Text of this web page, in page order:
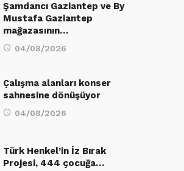
Şamdancı Gaziantep ve By
Mustafa Gaziantep
mağazasının…
04/08/2026
Çalışma alanları konser
sahnesine dönüşüyor
04/08/2026
Türk Henkel’in İz Bırak
Projesi, 444 çocuğa…